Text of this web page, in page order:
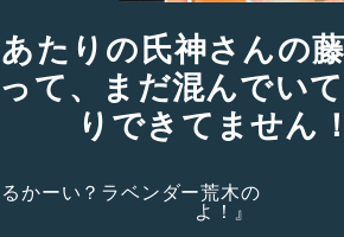
たりの氏神さんの
て、まだ混んでい
りできてません
るかーい？ラベンダー荒木の
よ！』